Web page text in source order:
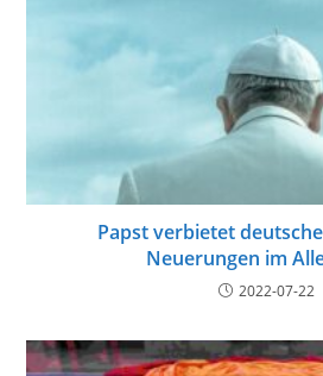
Papst verbietet
Neuerungen im
2022-07-22